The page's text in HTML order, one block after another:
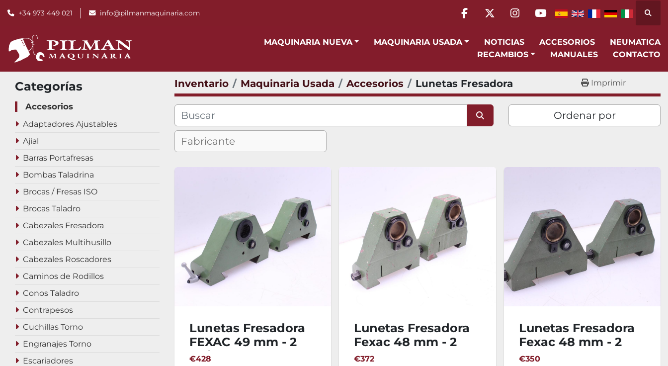
+34 973 449 021 info@pilmanmaquinaria.com
facebook
twitterinstagram
youtube
MAQUINARIA NUEVA MAQUINARIA USADA NOTICIAS ACCESORIOS
NEUMATICA
RECAMBIOS
MANUALES CONTACTO
Categorías
Accesorios
Adaptadores Ajustables
Ajial
Barras Portafresas
Bombas Taladrina
Brocas / Fresas ISO
Brocas Taladro
Cabezales Fresadora
Cabezales Multihusillo
Cabezales Roscadores
Caminos de Rodillos
Conos Taladro
Contrapesos
Cuchillas Torno
Engranajes Torno
Escariadores
Inventario Maquinaria Usada Accesorios Lunetas Fresadora Imprimir
Ordenar por
Lunetas Fresadora
FEXAC 49 mm - 2
Unidades
€428
Lunetas Fresadora
Fexac 48 mm - 2
Ud.
€372
Lunetas Fresadora
Fexac 48 mm - 2
Ud.
€350